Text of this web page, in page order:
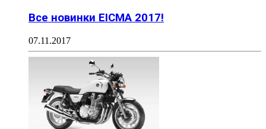
Все новинки EICMA 2017!
07.11.2017